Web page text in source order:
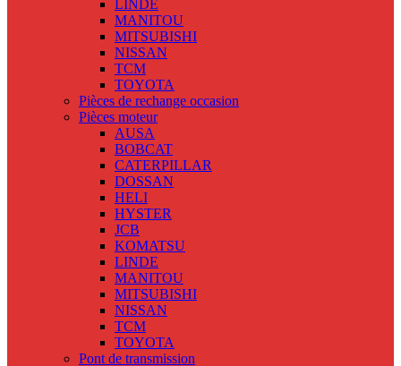
LINDE
MANITOU
MITSUBISHI
NISSAN
TCM
TOYOTA
Pièces de rechange occasion
Pièces moteur
AUSA
BOBCAT
CATERPILLAR
DOSSAN
HELI
HYSTER
JCB
KOMATSU
LINDE
MANITOU
MITSUBISHI
NISSAN
TCM
TOYOTA
Pont de transmission